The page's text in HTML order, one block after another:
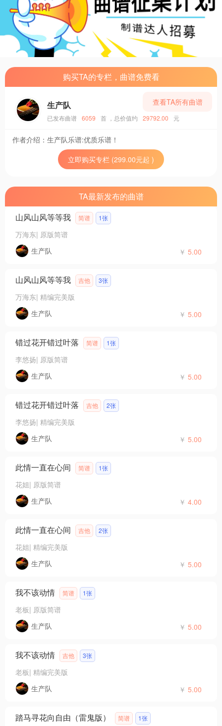
购买TA的专栏，曲谱免费看
生产队 查看TA所有曲谱
已发布曲谱 6059 首 ，总价值约 29792.00 元
作者介绍： 生产队乐谱:优质乐谱！
立即购买专栏 (299.00元起 )
TA最新发布的曲谱
山风山风等等我
简谱 1张
万海东| 原版简谱
生产队
￥ 5.00
山风山风等等我 吉他 3张
万海东| 精编完美版
生产队
￥ 5.00
错过花开错过叶落 简谱 1张
李悠扬| 原版简谱
生产队
￥ 5.00
错过花开错过叶落 吉他 2张
李悠扬| 精编完美版
生产队
￥ 5.00
此情一直在心间 简谱 1张
花姐| 原版简谱
生产队
￥ 4.00
此情一直在心间 吉他 2张
花姐| 精编完美版
生产队
￥ 5.00
我不该动情 简谱 1张
老板| 原版简谱
生产队
￥ 5.00
我不该动情 吉他 3张
老板| 精编完美版
生产队
￥ 5.00
踏马寻花向自由（雷鬼版） 简谱 1张